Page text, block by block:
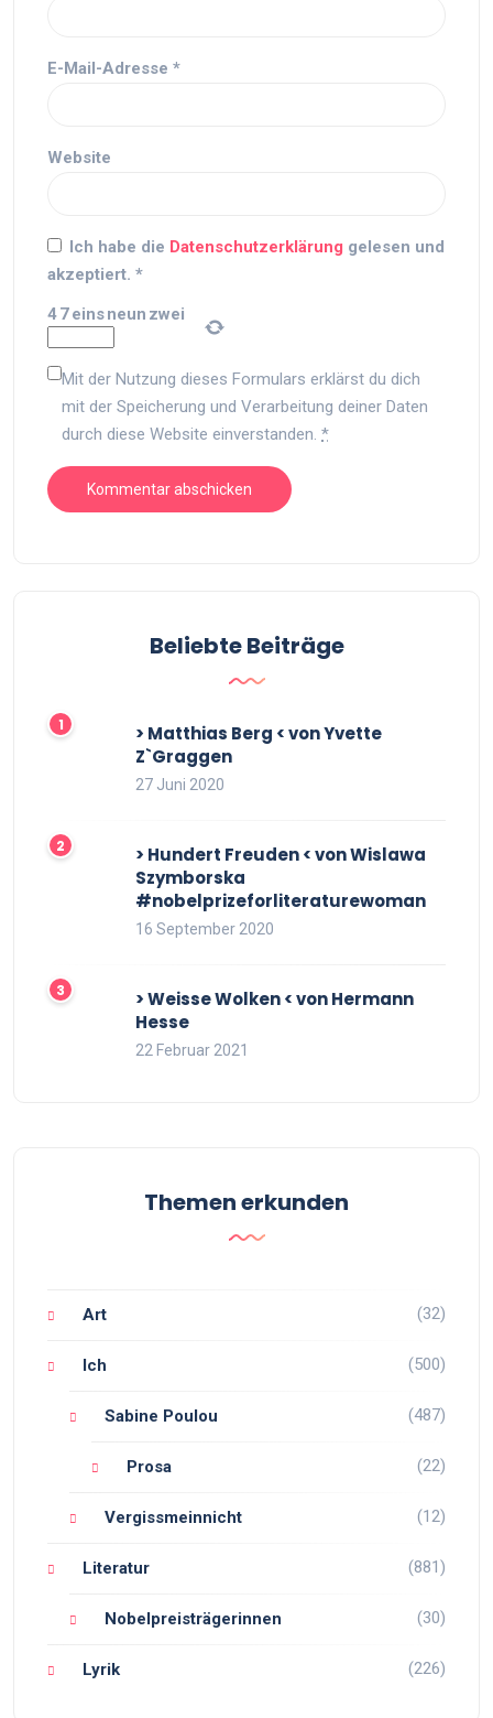
E-Mail-Adresse *
Website
Ich habe die Datenschutzerklärung gelesen und
akzeptiert. *
47einsneun zwei
Mit der Nutzung dieses Formulars erklärst du dich
mit der Speicherung und Verarbeitung deiner Daten
durch diese Website einverstanden. *
Beliebte Beiträge
> Matthias Berg < von Yvette
Z`Graggen
27 Juni 2020
> Hundert Freuden < von Wislawa
Szymborska
#nobelprizeforliteraturewoman
16 September 2020
> Weisse Wolken < von Hermann
Hesse
22 Februar 2021
Themen erkunden
Art (32)
Ich (500)
Sabine Poulou (487)
Prosa (22)
Vergissmeinnicht (12)
Literatur (881)
Nobelpreisträgerinnen (30)
Lyrik (226)